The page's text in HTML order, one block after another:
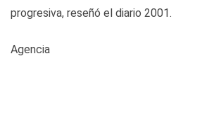
progresiva, reseñó el diario 2001.
Agencia